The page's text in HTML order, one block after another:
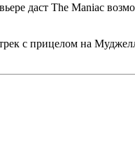
даст The Maniac
с прицелом на